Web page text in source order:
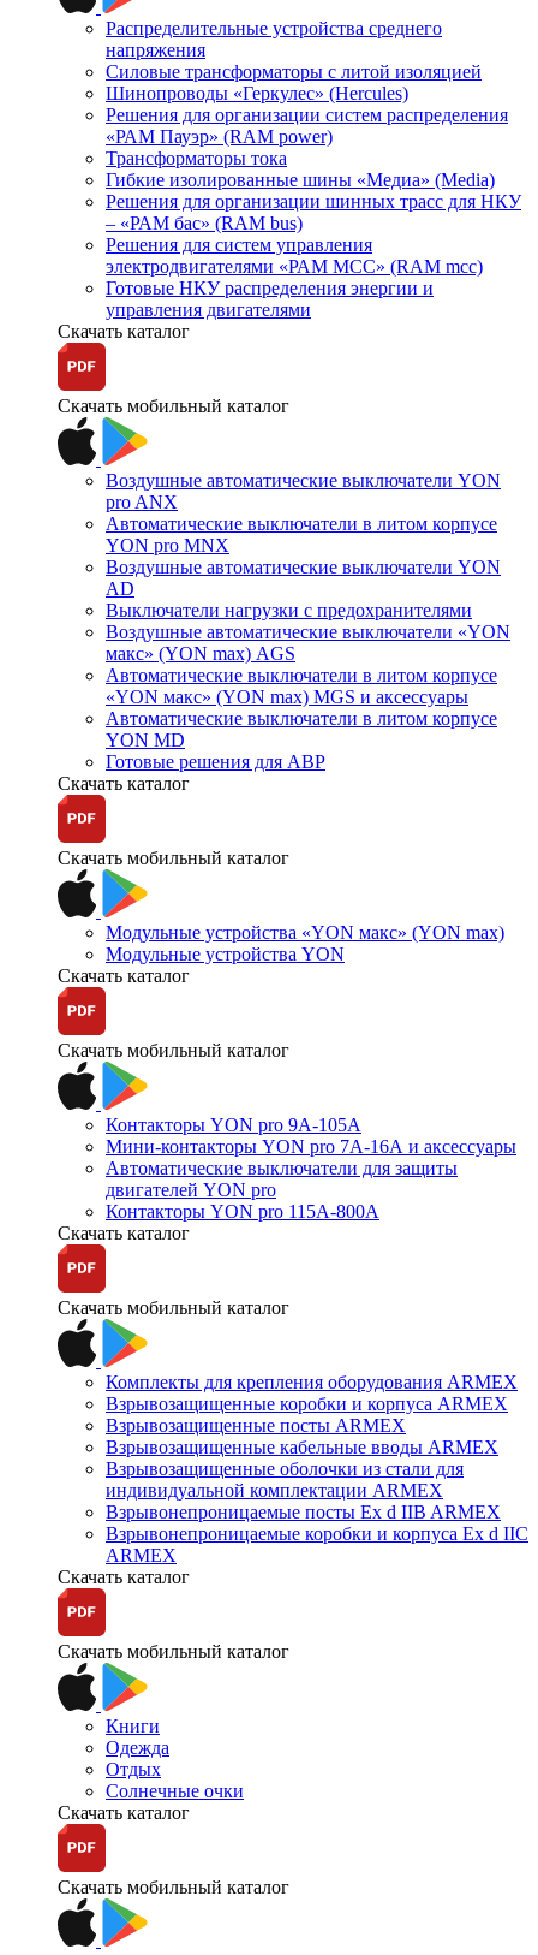
Распределительные устройства среднего
напряжения
Силовые трансформаторы с литой изоляцией
Шинопроводы «Геркулес» (Hercules)
Решения для организации систем распределения
«РАМ Пауэр» (RAM power)
Трансформаторы тока
Гибкие изолированные шины «Медиа» (Media)
Решения для организации шинных трасс для НКУ
– «РАМ бас» (RAM bus)
Решения для систем управления
электродвигателями «РАМ МСС» (RAM mcc)
Готовые НКУ распределения энергии и
управления двигателями
Скачать каталог
Скачать мобильный каталог
Воздушные автоматические выключатели YON
pro ANX
Автоматические выключатели в литом корпусе
YON pro MNX
Воздушные автоматические выключатели YON
AD
Выключатели нагрузки с предохранителями
Воздушные автоматические выключатели «YON
макс» (YON max) AGS
Автоматические выключатели в литом корпусе
«YON макс» (YON max) MGS и аксессуары
Автоматические выключатели в литом корпусе
YON MD
Готовые решения для АВР
Скачать каталог
Скачать мобильный каталог
Модульные устройства «YON макс» (YON max)
Модульные устройства YON
Скачать каталог
Скачать мобильный каталог
Контакторы YON pro 9А-105А
Мини-контакторы YON pro 7А-16А и аксессуары
Автоматические выключатели для защиты
двигателей YON pro
Контакторы YON pro 115А-800А
Скачать каталог
Скачать мобильный каталог
Комплекты для крепления оборудования ARMEX
Взрывозащищенные коробки и корпуса ARMEX
Взрывозащищенные посты ARMEX
Взрывозащищенные кабельные вводы ARMEX
Взрывозащищенные оболочки из стали для
индивидуальной комплектации ARMEX
Взрывонепроницаемые посты Ex d IIB ARMEX
Взрывонепроницаемые коробки и корпуса Ex d IIС
ARMEX
Скачать каталог
Скачать мобильный каталог
Книги
Одежда
Отдых
Солнечные очки
Скачать каталог
Скачать мобильный каталог